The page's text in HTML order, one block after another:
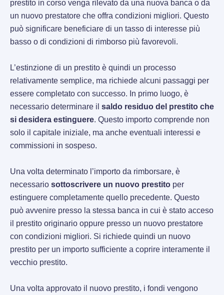
prestito in corso venga rilevato da una nuova banca o da
un nuovo prestatore che offra condizioni migliori. Questo
può significare beneficiare di un tasso di interesse più
basso o di condizioni di rimborso più favorevoli.
L’estinzione di un prestito è quindi un processo
relativamente semplice, ma richiede alcuni passaggi per
essere completato con successo. In primo luogo, è
necessario determinare il saldo residuo del prestito che
si desidera estinguere. Questo importo comprende non
solo il capitale iniziale, ma anche eventuali interessi e
commissioni in sospeso.
Una volta determinato l’importo da rimborsare, è
necessario sottoscrivere un nuovo prestito per
estinguere completamente quello precedente. Questo
può avvenire presso la stessa banca in cui è stato acceso
il prestito originario oppure presso un nuovo prestatore
con condizioni migliori. Si richiede quindi un nuovo
prestito per un importo sufficiente a coprire interamente il
vecchio prestito.
Una volta approvato il nuovo prestito, i fondi vengono